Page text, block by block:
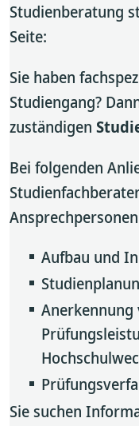
Studienberatung
Seite:
Sie haben
Studiengang?
zuständigen
Bei folgenden
Aufbau und
Anerkennung
Sie suchen